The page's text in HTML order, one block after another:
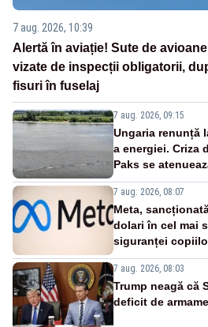
7 aug. 2026, 10:39
Alertă în aviație! Sute de
vizate de inspecții obligatorii,
fisuri în fuselaj
7 aug. 2026, 09:15
Ungaria renunță
a energiei. Criza
Paks se
7 aug. 2026, 08:07
Meta,
dolari în cel mai
siguranței
7 aug. 2026, 08:03
Trump neagă că
deficit de